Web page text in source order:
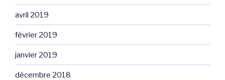
avril 2019
février 2019
janvier 2019
décembre 2018